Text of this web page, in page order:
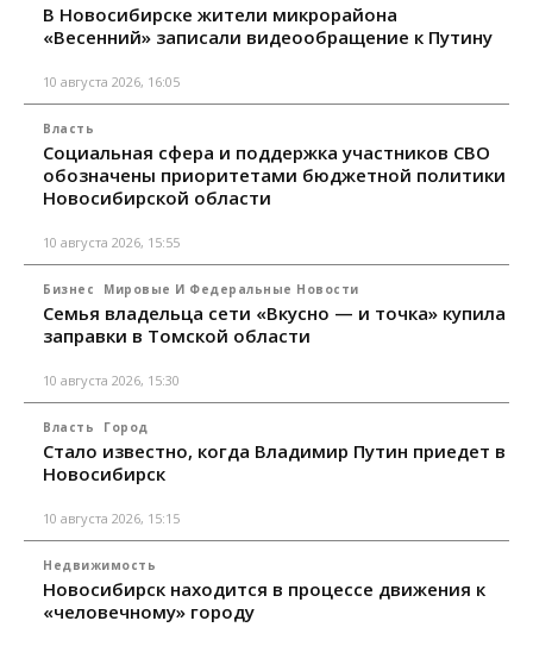
В Новосибирске жители микрорайона
«Весенний» записали видеообращение к Путину
10 августа 2026, 16:05
Власть
Социальная сфера и поддержка участников СВО
обозначены приоритетами бюджетной политики
Новосибирской области
10 августа 2026, 15:55
Бизнес Мировые И Федеральные Новости
Семья владельца сети «Вкусно — и точка» купила
заправки в Томской области
10 августа 2026, 15:30
Власть Город
Стало известно, когда Владимир Путин приедет в
Новосибирск
10 августа 2026, 15:15
Недвижимость
Новосибирск находится в процессе движения к
«человечному» городу